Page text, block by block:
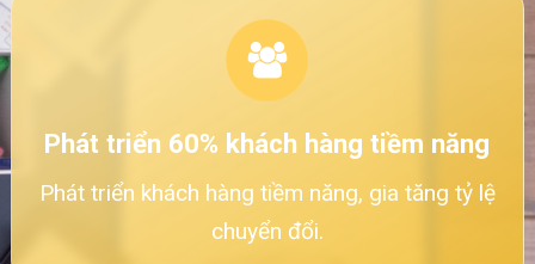
Phát triển 60% khách hàng tiềm năng
Phát triển khách hàng tiềm năng, gia tăng tỷ lệ
chuyển đổi.